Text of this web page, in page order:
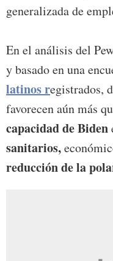
generalizada de
En el análisis del
y basado en una
latinosregistrados,
favorecen aún más
capacidad de Biden
sanitarios,
reducción de la